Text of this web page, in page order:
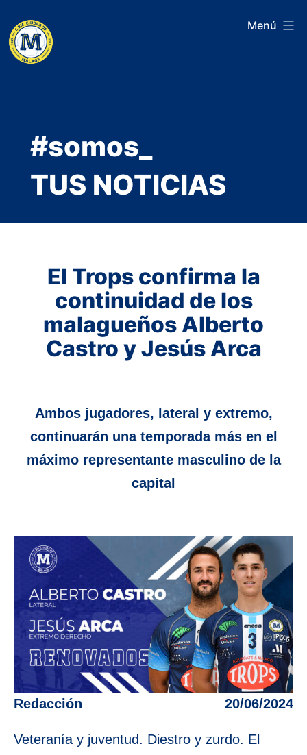
contenido
Menú
#somos_
TUS NOTICIAS
El Trops confirma la
continuidad de los
malagueños Alberto
Castro y Jesús Arca
Ambos jugadores, lateral y extremo,
continuarán una temporada más en el
máximo representante masculino de la
capital
Redacción 20/06/2024
Veteranía y juventud. Diestro y zurdo. El